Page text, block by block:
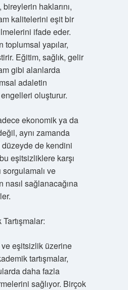
haklarını,
kalitelerini eşit bir
ifade eder.
toplumsal yapılar,
Eğitim, sağlık, gelir
gibi alanlarda
adaletin
oluşturur.
ekonomik ya da
aynı zamanda
de kendini
eşitsizliklere karşı
sorgulamalı ve
sağlanacağına
eşitsizlik üzerine
tartışmalar,
daha fazla
sağlıyor. Birçok